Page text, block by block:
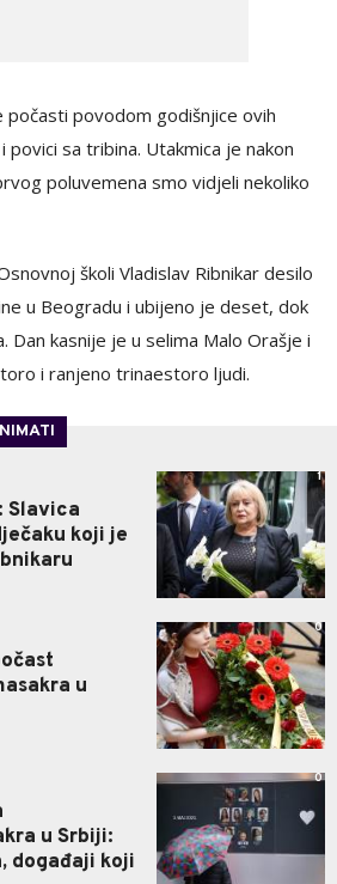
počasti povodom godišnjice ovih
povici sa tribina. Utakmica je nakon
poluvemena smo vidjeli nekoliko
školi Vladislav Ribnikar desilo
u Beogradu i ubijeno je deset, dok
Dan kasnije je u selima Malo Orašje i
i ranjeno trinaestoro ljudi.
Slavica
koji je
1
u
0
u Srbiji:
događaji koji
0